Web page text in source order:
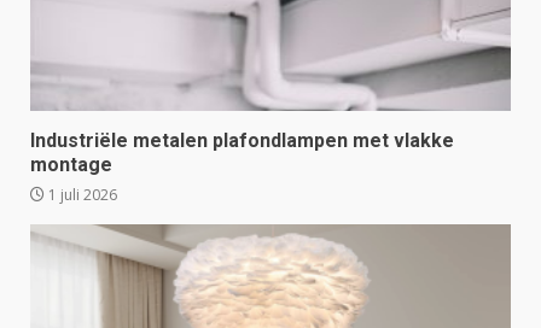
Industriële metalen plafondlampen met vlakke
montage
1 juli 2026